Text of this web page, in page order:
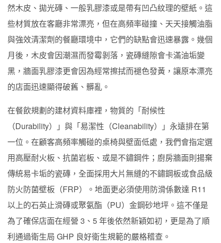
然木皮、拋光磚、一般乳膠漆或是帶有凹凸紋理的壁紙。這
些材質放在客廳非常漂亮，但在高頻率碰撞、天天接觸油脂
與強效清潔劑的餐廳環境中，它們的缺點會迅速暴露。幾個
月後，木皮會因潮濕而發霉剝落，瓷磚縫隙會卡滿油垢變
黑，牆面乳膠漆更會因為經常擦拭而褪色發黃，讓原本漂亮
的店面迅速顯得破舊、髒亂。
在餐飲規劃的建材資料庫裡，物質的「耐候性
（Durability）」與「易潔性（Cleanability）」永遠排在第
一位。在顧客高頻率觸碰的桌椅與壁面低處，我們會指定選
用高壓耐火板、抗菌岩板、或是不鏽鋼件；廚房牆面則揚棄
傳統易卡垢的瓷磚，全面採用大片無縫的不鏽鋼板或食品級
防火防菌壁板（FRP）。地面更必須使用防滑係數達 R11
以上的石英止滑磚或聚氨酯（PU）金鋼砂地坪。這不僅是
為了確保店面在經營 3、5 年後依然新穎如初，更是為了順
利通過衛生局 GHP 良好衛生規範的嚴格稽查。